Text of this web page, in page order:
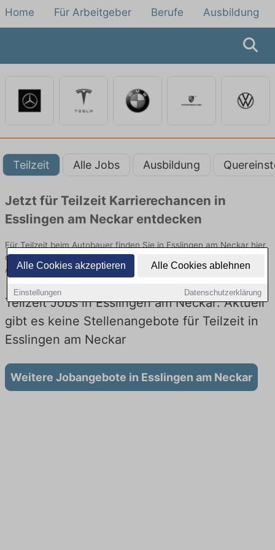
Alle Cookies akzeptieren Alle Cookies ablehnen
Einstellungen Datenschutzerklärung
Home Für Arbeitgeber Berufe Ausbildung
Teilzeit Alle Jobs Ausbildung
Jetzt für Teilzeit Karrierechancen in
Esslingen am Neckar entdecken
Für Teilzeit beim Autobauer finden Sie in Esslingen am Neckar hier
die aktuellsten Angebote. Entdecken Sie freie Optionen von Top-
Arbeitgebern und bewerben Sie sich noch heute.
Teilzeit Jobs in Esslingen am Neckar: Aktuell
gibt es keine Stellenangebote für Teilzeit in
Esslingen am Neckar
Weitere Jobangebote in Esslingen am Neckar